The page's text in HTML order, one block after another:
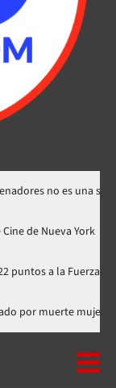
es una sanción
Festival de Cine de
Fuerza del Pueblo
investigado por